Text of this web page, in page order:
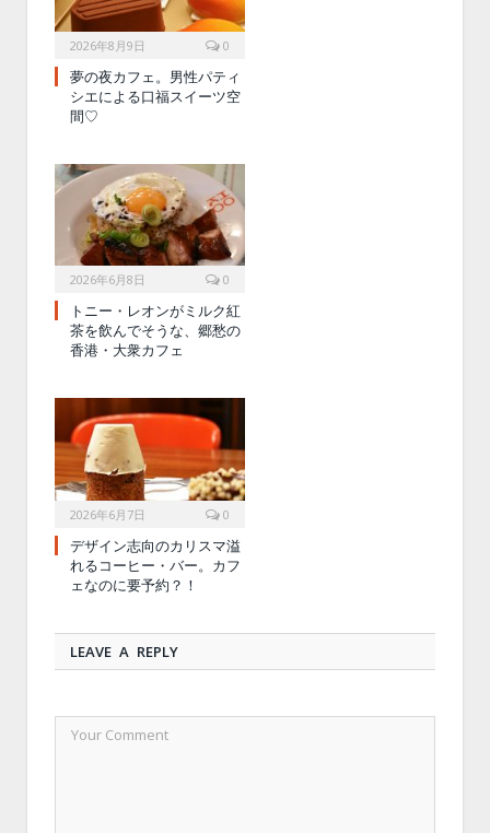
2026年8月9日 0
夢の夜カフェ。男性パティ
シエによる口福スイーツ空
間♡
2026年6月8日 0
トニー・レオンがミルク紅
茶を飲んでそうな、郷愁の
香港・大衆カフェ
2026年6月7日 0
デザイン志向のカリスマ溢
れるコーヒー・バー。カフ
ェなのに要予約？！
LEAVE A REPLY